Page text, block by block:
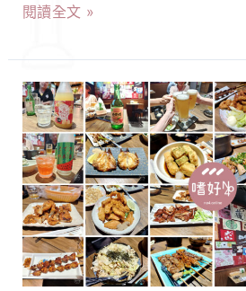
氣
愛、
瘋
狂
無
限
的
爛
爛
閱讀全文 »
【台
北
中
山】
極
燒
居